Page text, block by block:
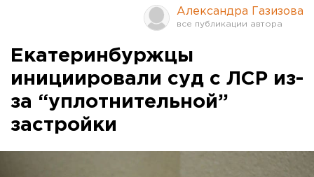
Оренбург
Александра Газизова
Екатеринбуржцы
инициировали суд с ЛСР из-
за “уплотнительной”
застройки